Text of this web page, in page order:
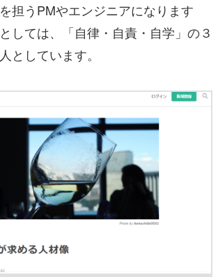
担うPMやエンジニアになります
しては、「自律・自責・自学」の３
としています。